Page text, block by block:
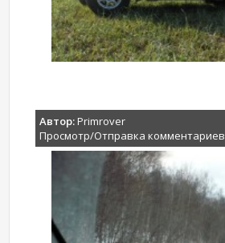
Автор:Primrover
Просмотр/Отправка комментариев